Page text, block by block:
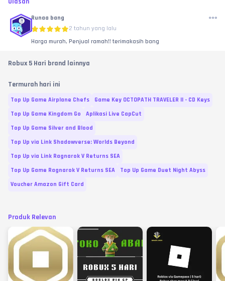
Runaa bang
2 tahun yang lalu
Harga murah, Penjual ramah!! terimakasih bang
Robux 5 Hari brand lainnya
Termurah hari ini
Top Up Game Airplane Chefs
Game Key OCTOPATH TRAVELER II - CD Keys
Top Up Game Kingdom Go
Aplikasi Live CapCut
Top Up Game Silver and Blood
Top Up via Link Shadowverse: Worlds Beyond
Top Up via Link Ragnarok V Returns SEA
Top Up Game Ragnarok V Returns SEA
Top Up Game Duet Night Abyss
Voucher Amazon Gift Card
Produk Relevan